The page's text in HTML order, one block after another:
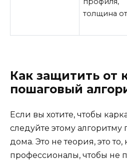
толщина
Как защитить от
пошаговый
Если вы хотите, чтобы
следуйте этому алгоритму
дома. Это не теория, это то,
профессионалы, чтобы не